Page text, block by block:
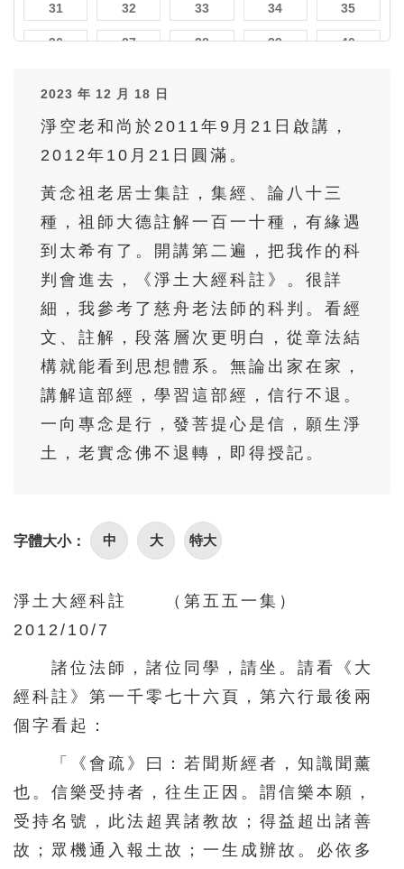
31 32 33 34 35
36 37 38 39 40
52 53
61 62 64 65
66 67 68 69 70
71 72 73 74
76 77 78 79 80
86 87 88 89
91 92 93 94 95
96 97 98 99
107 108
112 113
116 117 118 119
121
126 127 128 129 130
131 132 133 134 135
136
141 142 143 144 145
146 147 148 149 150
151 152 153 154 155
2023 年 12 月 18 日
淨空老和尚於2011年9月21日啟講，
2012年10月21日圓滿。
黃念祖老居士集註，集經、論八十三
種，祖師大德註解一百一十種，有緣遇
到太希有了。開講第二遍，把我作的科
判會進去，《淨土大經科註》。很詳
細，我參考了慈舟老法師的科判。看經
文、註解，段落層次更明白，從章法結
構就能看到思想體系。無論出家在家，
講解這部經，學習這部經，信行不退。
一向專念是行，發菩提心是信，願生淨
土，老實念佛不退轉，即得授記。
字體大小： 中 大 特大
淨土大經科註 （第五五一集）
2012/10/7
諸位法師，諸位同學，請坐。請看《大
經科註》第一千零七十六頁，第六行最後兩
個字看起：
「《會疏》曰：若聞斯經者，知識聞薰
也。信樂受持者，往生正因。謂信樂本願，
受持名號，此法超異諸教故；得益超出諸善
故；眾機通入報土故；一生成辦故。必依多